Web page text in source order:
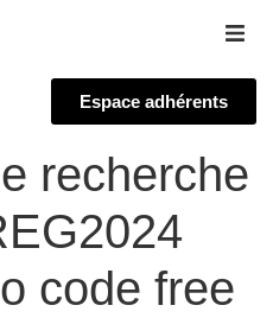
Espace adhérents
recherche
code free